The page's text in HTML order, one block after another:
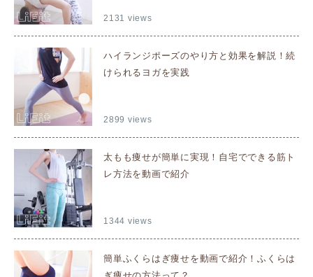
2131 views
ハイランジポーズのやり方と効果を解説！続
けられるヨガを実践
2899 views
太もも痩せが簡単に実現！自宅でできる筋ト
レ方法を動画で紹介
1344 views
簡単ふくらはぎ痩せを動画で紹介！ふくらは